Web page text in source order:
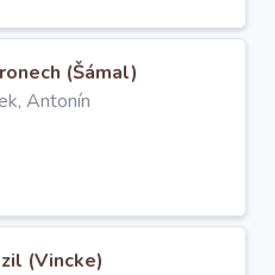
(Šámal)
Antonín
(Vincke)